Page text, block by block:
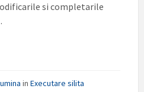
si completarile
in Executare silita